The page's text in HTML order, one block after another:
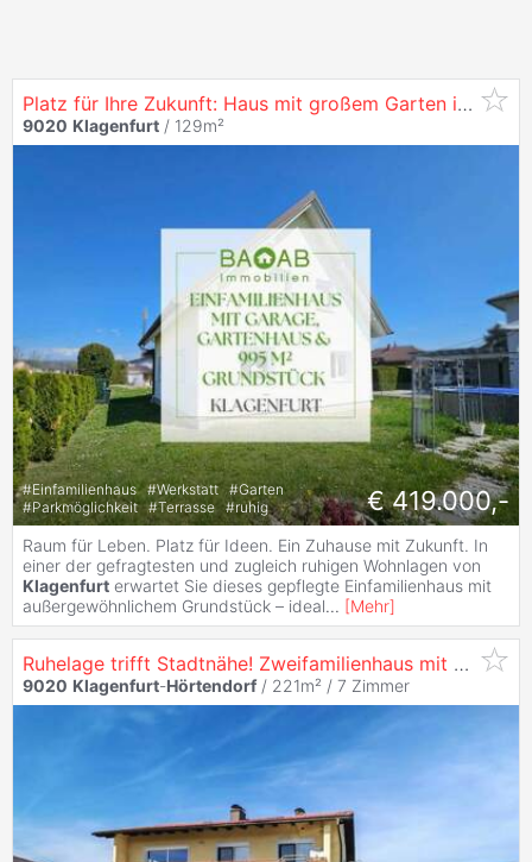
Platz für Ihre Zukunft: Haus mit großem Garten in
9020 Klagenfurt / 129m²
#Einfamilienhaus #Werkstatt #Garten
#Parkmöglichkeit #Terrasse #ruhig € 419.000,-
Raum für Leben. Platz für Ideen. Ein Zuhause mit Zukunft. In
einer der gefragtesten und zugleich ruhigen Wohnlagen von
Klagenfurt erwartet Sie dieses gepflegte Einfamilienhaus mit
außergewöhnlichem Grundstück – ideal... [Mehr]
Ruhelage trifft Stadtnähe! Zweifamilienhaus mit Doppelgarage, Pool und Gartenhaus
9020 Klagenfurt-Hörtendorf / 221m² / 7 Zimmer